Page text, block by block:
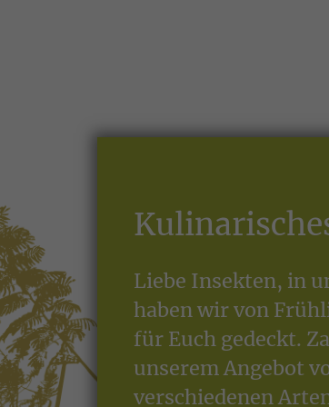
Liebe Insekten, in
haben wir von
für Euch gedeckt.
unserem Angebot
verschiedenen